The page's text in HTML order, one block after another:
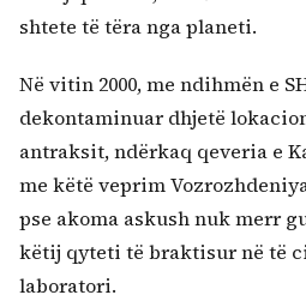
shtete të tëra nga planeti.
Në vitin 2000, me ndihmën e
dekontaminuar dhjetë
antraksit, ndërkaq qeveria e
me këtë veprim
pse akoma askush nuk merr
këtij qyteti të braktisur në të
laboratori.